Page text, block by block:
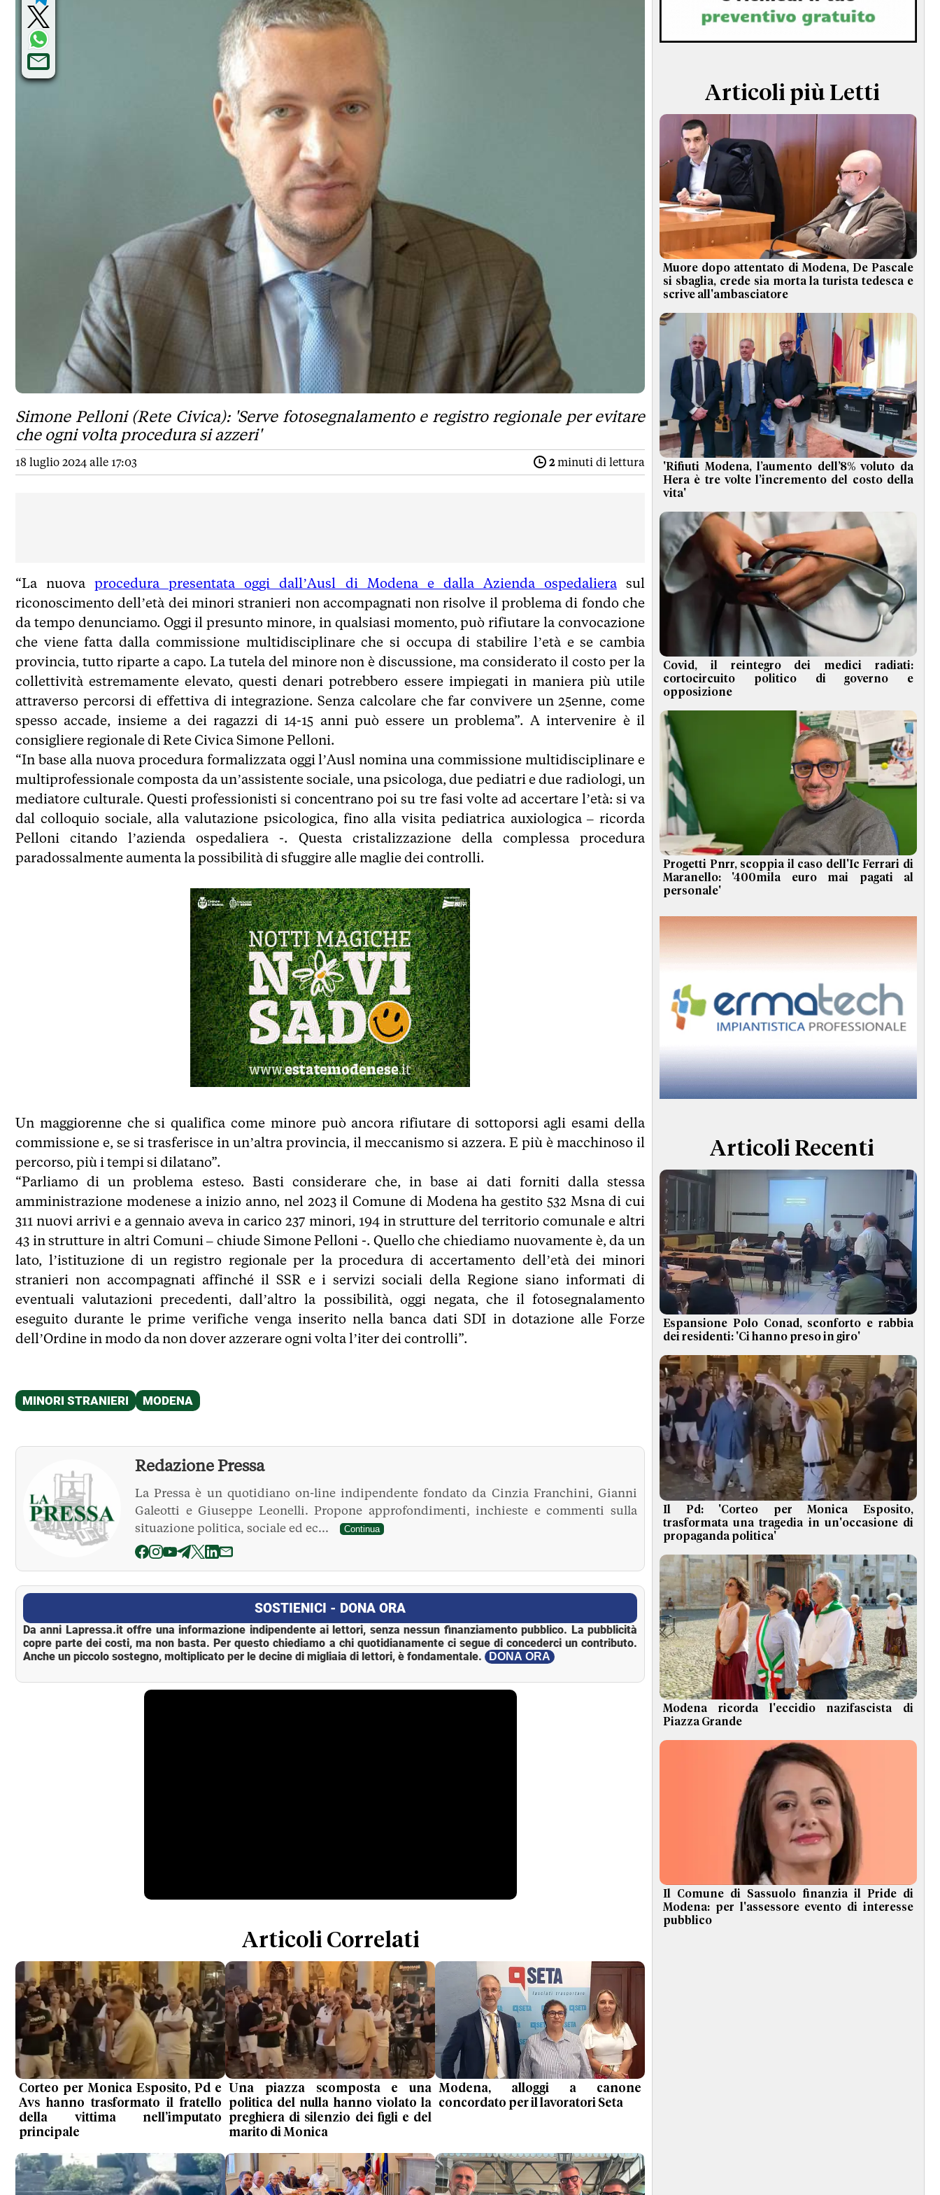
TERMINI e CONDIZIONI
Simone Pelloni (Rete Civica): 'Serve fotosegnalamento e registro regionale per evitare
che ogni volta procedura si azzeri'
18 luglio 2024 alle 17:03 2minuti di lettura
“La nuovaprocedura presentata oggi dall’Ausl di Modena e dalla Azienda ospedalierasul
riconoscimento dell’età dei minori stranieri non accompagnati non risolve il problema di fondo che
da tempo denunciamo. Oggi il presunto minore, in qualsiasi momento, può rifiutare la convocazione
che viene fatta dalla commissione multidisciplinare che si occupa di stabilire l’età e se cambia
provincia, tutto riparte a capo. La tutela del minore non è discussione, ma considerato il costo per la
collettività estremamente elevato, questi denari potrebbero essere impiegati in maniera più utile
attraverso percorsi di effettiva di integrazione. Senza calcolare che far convivere un 25enne, come
spesso accade, insieme a dei ragazzi di 14-15 anni può essere un problema”. A intervenire è il
consigliere regionale di Rete Civica Simone Pelloni.
“In base alla nuova procedura formalizzata oggi l’Ausl nomina una commissione multidisciplinare e
multiprofessionale composta da un’assistente sociale, una psicologa, due pediatri e due radiologi, un
mediatore culturale. Questi professionisti si concentrano poi su tre fasi volte ad accertare l’età: si va
dal colloquio sociale, alla valutazione psicologica, fino alla visita pediatrica auxiologica – ricorda
Pelloni citando l’azienda ospedaliera -. Questa cristalizzazione della complessa procedura
paradossalmente aumenta la possibilità di sfuggire alle maglie dei controlli.
Un maggiorenne che si qualifica come minore può ancora rifiutare di sottoporsi agli esami della
commissione e, se si trasferisce in un’altra provincia, il meccanismo si azzera. E più è macchinoso il
percorso, più i tempi si dilatano”.
“Parliamo di un problema esteso. Basti considerare che, in base ai dati forniti dalla stessa
amministrazione modenese a inizio anno, nel 2023 il Comune di Modena ha gestito 532 Msna di cui
311 nuovi arrivi e a gennaio aveva in carico 237 minori, 194 in strutture del territorio comunale e altri
43 in strutture in altri Comuni – chiude Simone Pelloni -. Quello che chiediamo nuovamente è, da un
lato, l’istituzione di un registro regionale per la procedura di accertamento dell’età dei minori
stranieri non accompagnati affinché il SSR e i servizi sociali della Regione siano informati di
eventuali valutazioni precedenti, dall’altro la possibilità, oggi negata, che il fotosegnalamento
eseguito durante le prime verifiche venga inserito nella banca dati SDI in dotazione alle Forze
dell’Ordine in modo da non dover azzerare ogni volta l’iter dei controlli”.
Redazione Pressa
La Pressa è un quotidiano on-line indipendente fondato da Cinzia Franchini, Gianni
Galeotti e Giuseppe Leonelli. Propone approfondimenti, inchieste e commenti sulla
situazione politica, sociale ed ec...
Continua
La Pressa
SOSTIENICI - DONA ORA
Da anni Lapressa.it offre una informazione indipendente ai lettori, senza nessun finanziamento pubblico. La pubblicità
copre parte dei costi, ma non basta. Per questo chiediamo a chi quotidianamente ci segue di concederci un contributo.
Anche un piccolo sostegno, moltiplicato per le decine di migliaia di lettori, è fondamentale.
DONA ORA
Articoli Correlati
Corteo per Monica Esposito, Pd e
Avs hanno trasformato il fratello
della vittima nell’imputato
principale
Una piazza scomposta e una
politica del nulla hanno violato la
preghiera di silenzio dei figli e del
marito di Monica
Modena, alloggi a canone
concordato per il lavoratori Seta
Articoli più Letti
Muore dopo attentato di Modena, De Pascale
si sbaglia, crede sia morta la turista tedesca e
scrive all'ambasciatore
'Rifiuti Modena, l’aumento dell’8% voluto da
Hera è tre volte l’incremento del costo della
vita'
Covid, il reintegro dei medici radiati:
cortocircuito politico di governo e
opposizione
Progetti Pnrr, scoppia il caso dell'Ic Ferrari di
Maranello: '400mila euro mai pagati al
personale'
Articoli Recenti
Espansione Polo Conad, sconforto e rabbia
dei residenti: 'Ci hanno preso in giro'
Il Pd: 'Corteo per Monica Esposito,
trasformata una tragedia in un'occasione di
propaganda politica'
Modena ricorda l'eccidio nazifascista di
Piazza Grande
Il Comune di Sassuolo finanzia il Pride di
Modena: per l'assessore evento di interesse
pubblico